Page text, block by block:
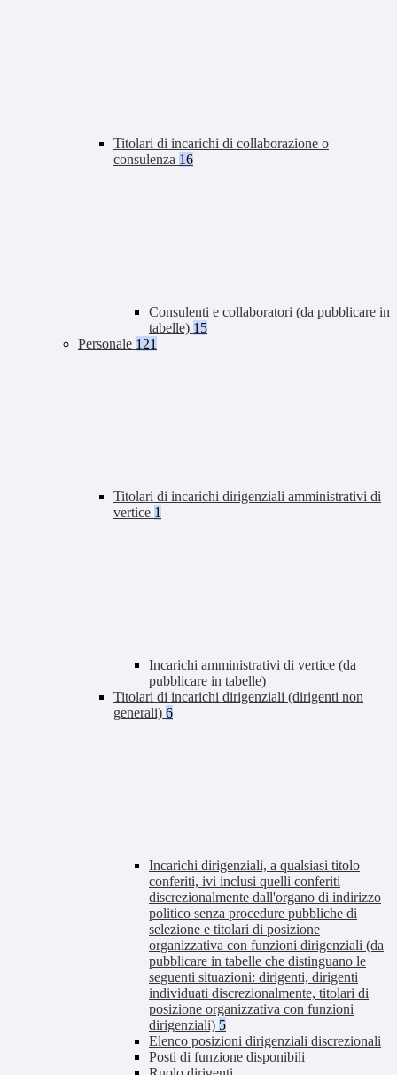
Titolari di incarichi di collaborazione o
consulenza 16
Consulenti e collaboratori (da pubblicare in
tabelle) 15
Personale 121
Titolari di incarichi dirigenziali amministrativi di
vertice 1
Incarichi amministrativi di vertice (da
pubblicare in tabelle)
Titolari di incarichi dirigenziali (dirigenti non
generali) 6
Incarichi dirigenziali, a qualsiasi titolo
conferiti, ivi inclusi quelli conferiti
discrezionalmente dall'organo di indirizzo
politico senza procedure pubbliche di
selezione e titolari di posizione
organizzativa con funzioni dirigenziali (da
pubblicare in tabelle che distinguano le
seguenti situazioni: dirigenti, dirigenti
individuati discrezionalmente, titolari di
posizione organizzativa con funzioni
dirigenziali) 5
Elenco posizioni dirigenziali discrezionali
Posti di funzione disponibili